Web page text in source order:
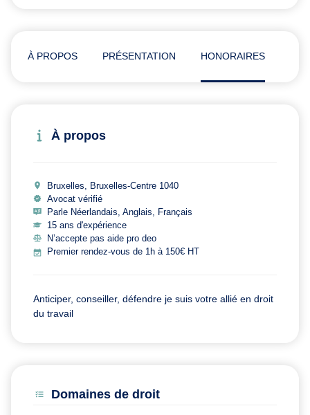
À PROPOS PRÉSENTATION HONORAIRES
À propos
Bruxelles, Bruxelles-Centre 1040
Avocat vérifié
Parle Néerlandais, Anglais, Français
15 ans d'expérience
N’accepte pas aide pro deo
Premier rendez-vous de 1h à 150€ HT
Anticiper, conseiller, défendre je suis votre allié en droit
du travail
Domaines de droit